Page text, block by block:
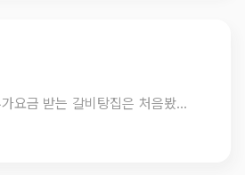
저는 살다살다 갈비탕 당면사리 추가요금 받는 갈비탕집은 처음봤습니다. 게다가 전에는 안 그랬는데 왜 받냐고 했더니 고객님도 그 정책을 아셔야 한다며 주구장창 설명을 하더군요. 열변을 토하며 "니들같은 손님때문에 추가받는거다"라는 늬앙스를 풍기시며! 갈비탕 한 그릇시키고 달란 것도 아니고 한우 구만원어치 시키고 추가 시킨 건데. 돈 많이 벌었나봅니다. 가평에 친절한 곳 생겼다고 좋아했는데 인제는 배째라네요. 단골이었는데, 발 길 끊었습니다. 맛이요? 맛있으면 치서해서라도 가죠~ 그런데 인제 절대 안 갑니다.